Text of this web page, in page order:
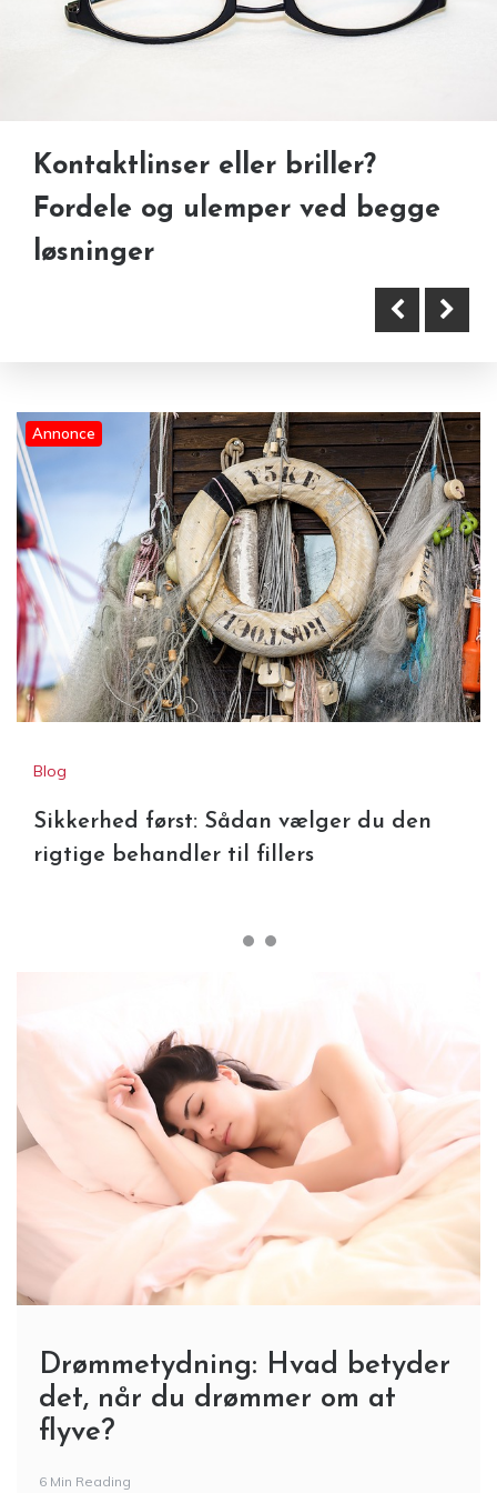
Sikkerhed først: Sådan vælger
du den rigtige behandler til
Grin dig glad: Sjove rutiner der
styrker jeres fællesskab
Kontaktlinser eller briller?
Fordele og ulemper ved begge
løsninger
Annonce
Blog
Sikkerhed først: Sådan vælger du den
rigtige behandler til fillers
Drømmetydning: Hvad betyder
det, når du drømmer om at
flyve?
6 Min Reading